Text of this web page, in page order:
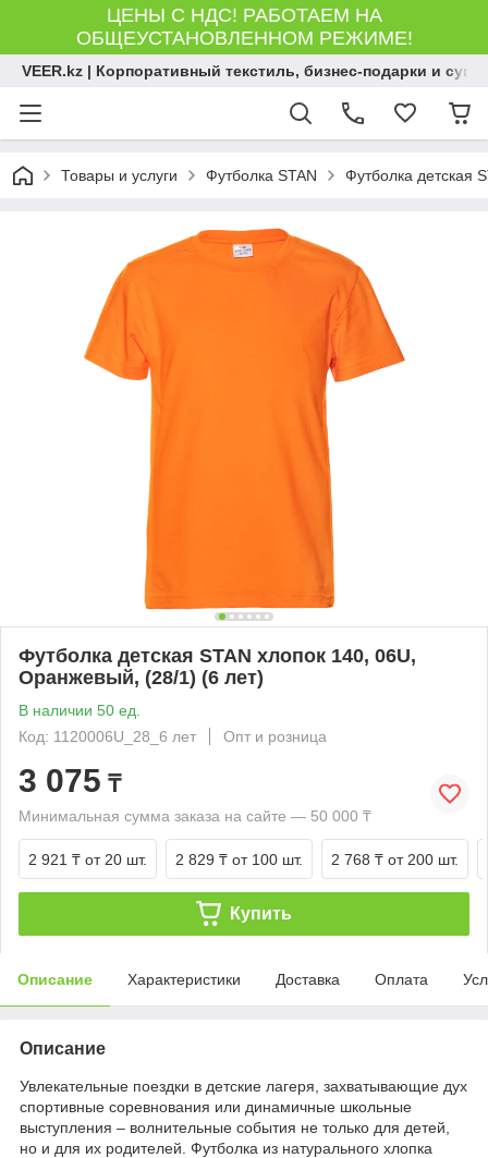
ЦЕНЫ С НДС! РАБОТАЕМ НА
ОБЩЕУСТАНОВЛЕННОМ РЕЖИМЕ!
VEER.kz | Корпоративный текстиль, бизнес-подарки и
Товары и услуги Футболка STAN Футболка детская
Футболка детская STAN хлопок 140, 06U,
Оранжевый, (28/1) (6 лет)
В наличии 50 ед.
Код: 1120006U_28_6 лет
Опт и розница
3 075 ₸
Минимальная сумма заказа на сайте — 50 000 ₸
2 921 ₸ от 20 шт. 2 829 ₸ от 100 шт. 2 768 ₸ от 200 шт.
Купить
Описание Характеристики Доставка Оплата
Описание
Увлекательные поездки в детские лагеря, захватывающие дух
спортивные соревнования или динамичные школьные
выступления – волнительные события не только для детей,
но и для их родителей. Футболка из натурального хлопка